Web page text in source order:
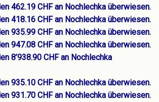
462.19 CHF an Nochlechka überwiesen.
418.16 CHF an Nochlechka überwiesen.
935.99 CHF an Nochlechka überwiesen.
947.08 CHF an Nochlechka überwiesen.
8’938.90 CHF an Nochlechka
935.10 CHF an Nochlechka überwiesen.
931.70 CHF an Nochlechka überwiesen.